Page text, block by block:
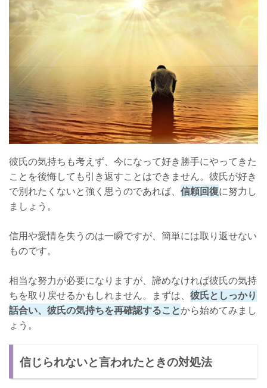
彼氏の気持ちも考えず、今になって好き勝手にやってきた
ことを後悔しても引き返すことはできません。彼氏が好き
で別れたくないと強く思うのであれば、 信頼回復に努力し
ましょう。
信用や愛情を失うのは一瞬ですが、簡単には取り返せない
ものです。
相当な努力が必要になりますが、諦めなければ彼氏の気持
ちを取り戻せるかもしれません。まずは、 彼氏としっかり
話合い、彼氏の気持ちを再確認することから始めてみまし
ょう。
信じられないと言われたときの対処法